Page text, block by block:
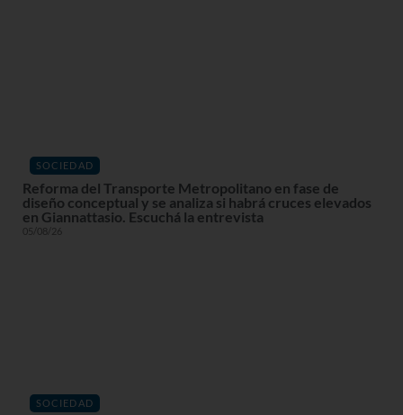
SOCIEDAD
Reforma del Transporte Metropolitano en fase de
diseño conceptual y se analiza si habrá cruces elevados
en Giannattasio. Escuchá la entrevista
05/08/26
SOCIEDAD